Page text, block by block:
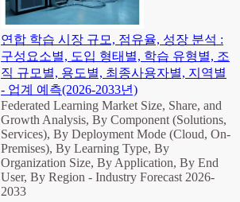
연합 학습 시장 규모, 점유율, 성장 분석 :
구성요소별, 도입 형태별, 학습 유형별, 조
직 규모별, 용도별, 최종사용자별, 지역별
- 업계 예측(2026-2033년)
Federated Learning Market Size, Share, and
Growth Analysis, By Component (Solutions,
Services), By Deployment Mode (Cloud, On-
Premises), By Learning Type, By
Organization Size, By Application, By End
User, By Region - Industry Forecast 2026-
2033